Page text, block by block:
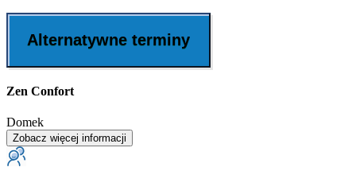
Alternatywne terminy
Zen Confort
Domek
Zobacz więcej informacji